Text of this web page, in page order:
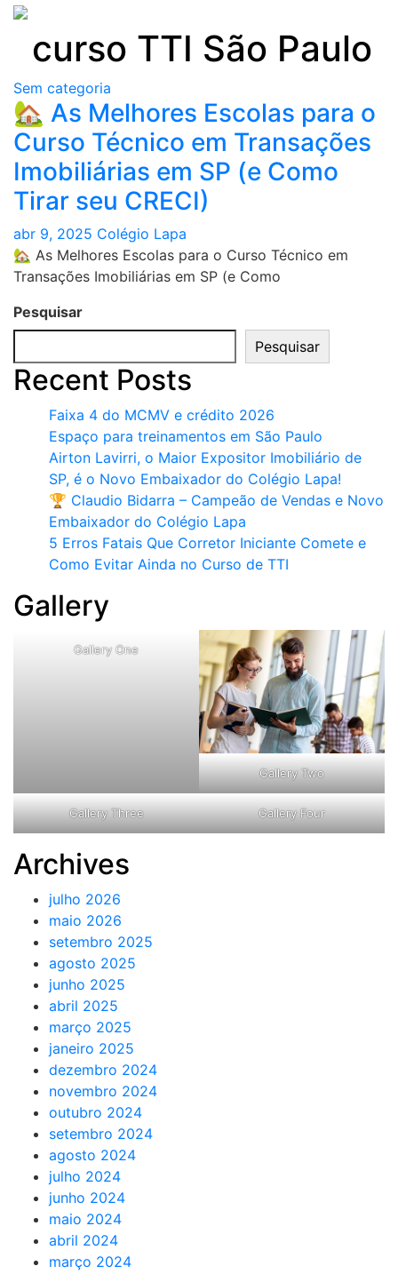
Skip
contentcurso TTI São Paulo
Sem categoria
🏡 As Melhores Escolas para o
Curso Técnico em Transações
Imobiliárias em SP (e Como
Tirar seu CRECI)
abr 9, 2025 Colégio Lapa
🏡 As Melhores Escolas para o Curso Técnico em
Transações Imobiliárias em SP (e Como
Pesquisar
Pesquisar
Recent Posts
Faixa 4 do MCMV e crédito 2026
Espaço para treinamentos em São Paulo
Airton Lavirri, o Maior Expositor Imobiliário de
SP, é o Novo Embaixador do Colégio Lapa!
🏆 Claudio Bidarra – Campeão de Vendas e Novo
Embaixador do Colégio Lapa
5 Erros Fatais Que Corretor Iniciante Comete e
Como Evitar Ainda no Curso de TTI​
Gallery
Gallery One
Gallery Two
Gallery Three Gallery Four
Archives
julho 2026
maio 2026
setembro 2025
agosto 2025
junho 2025
abril 2025
março 2025
janeiro 2025
dezembro 2024
novembro 2024
outubro 2024
setembro 2024
agosto 2024
julho 2024
junho 2024
maio 2024
abril 2024
março 2024